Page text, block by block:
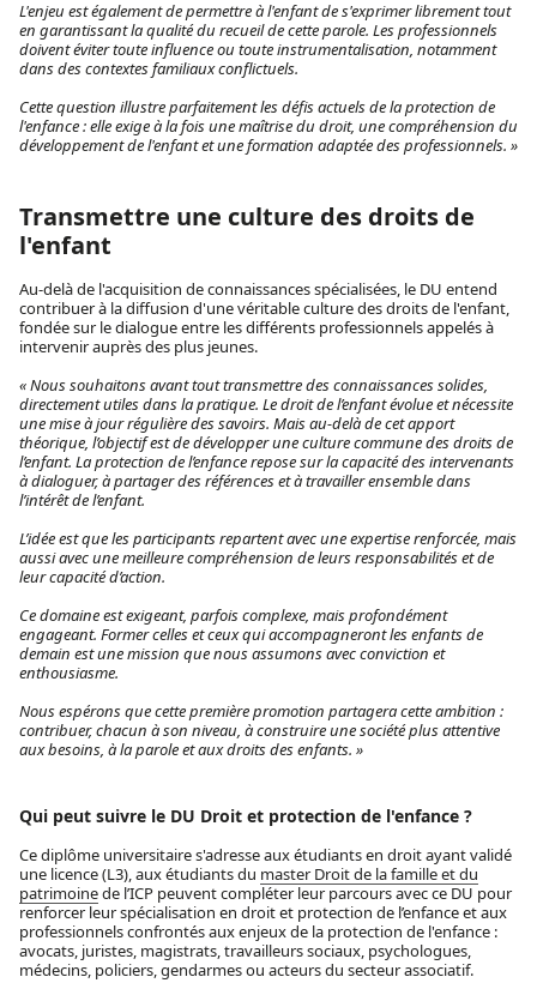
L'enjeu est également de permettre à l'enfant de s'exprimer librement tout
en garantissant la qualité du recueil de cette parole. Les professionnels
doivent éviter toute influence ou toute instrumentalisation, notamment
dans des contextes familiaux conflictuels.
Cette question illustre parfaitement les défis actuels de la protection de
l'enfance : elle exige à la fois une maîtrise du droit, une compréhension du
développement de l'enfant et une formation adaptée des professionnels. »
Transmettre une culture des droits de
l'enfant
Au-delà de l'acquisition de connaissances spécialisées, le DU entend
contribuer à la diffusion d'une véritable culture des droits de l'enfant,
fondée sur le dialogue entre les différents professionnels appelés à
intervenir auprès des plus jeunes.
« Nous souhaitons avant tout transmettre des connaissances solides,
directement utiles dans la pratique. Le droit de l’enfant évolue et nécessite
une mise à jour régulière des savoirs. Mais au-delà de cet apport
théorique, l’objectif est de développer une culture commune des droits de
l’enfant. La protection de l’enfance repose sur la capacité des intervenants
à dialoguer, à partager des références et à travailler ensemble dans
l’intérêt de l’enfant.
L’idée est que les participants repartent avec une expertise renforcée, mais
aussi avec une meilleure compréhension de leurs responsabilités et de
leur capacité d’action.
Ce domaine est exigeant, parfois complexe, mais profondément
engageant. Former celles et ceux qui accompagneront les enfants de
demain est une mission que nous assumons avec conviction et
enthousiasme.
Nous espérons que cette première promotion partagera cette ambition :
contribuer, chacun à son niveau, à construire une société plus attentive
aux besoins, à la parole et aux droits des enfants. »
Qui peut suivre le DU Droit et protection de l'enfance ?
Ce diplôme universitaire s'adresse aux étudiants en droit ayant validé
une licence (L3), aux étudiants du master Droit de la famille et du
patrimoinede l’ICP peuvent compléter leur parcours avec ce DU pour
renforcer leur spécialisation en droit et protection de l’enfance et aux
professionnels confrontés aux enjeux de la protection de l'enfance :
avocats, juristes, magistrats, travailleurs sociaux, psychologues,
médecins, policiers, gendarmes ou acteurs du secteur associatif.